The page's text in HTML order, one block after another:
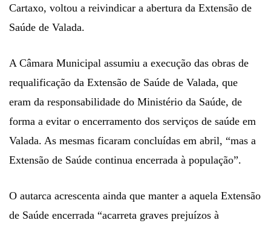
Cartaxo, voltou a reivindicar a abertura da Extensão de
Saúde de Valada.
A Câmara Municipal assumiu a execução das obras de
requalificação da Extensão de Saúde de Valada, que
eram da responsabilidade do Ministério da Saúde, de
forma a evitar o encerramento dos serviços de saúde em
Valada. As mesmas ficaram concluídas em abril, “mas a
Extensão de Saúde continua encerrada à população”.
O autarca acrescenta ainda que manter a aquela Extensão
de Saúde encerrada “acarreta graves prejuízos à